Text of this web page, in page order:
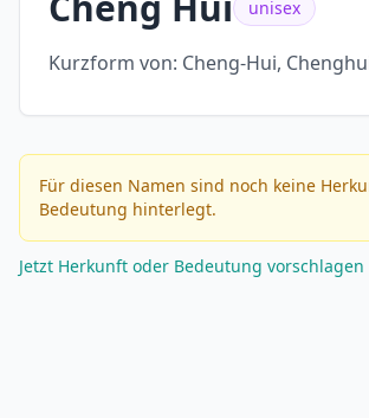
unisex
Kurzform von: Cheng-Hui,
Für diesen Namen sind noch keine
Bedeutung hinterlegt.
Jetzt Herkunft oder Bedeutung